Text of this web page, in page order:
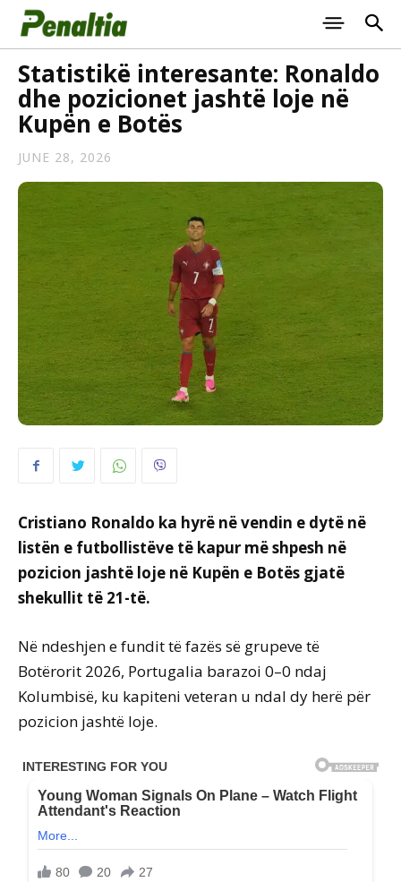
Statistikë interesante: Ronaldo
dhe pozicionet jashtë loje në
Kupën e Botës
JUNE 28, 2026
Cristiano Ronaldo ka hyrë në vendin e dytë në
listën e futbollistëve të kapur më shpesh në
pozicion jashtë loje në Kupën e Botës gjatë
shekullit të 21-të.
Në ndeshjen e fundit të fazës së grupeve të
Botërorit 2026, Portugalia barazoi 0–0 ndaj
Kolumbisë, ku kapiteni veteran u ndal dy herë për
pozicion jashtë loje.